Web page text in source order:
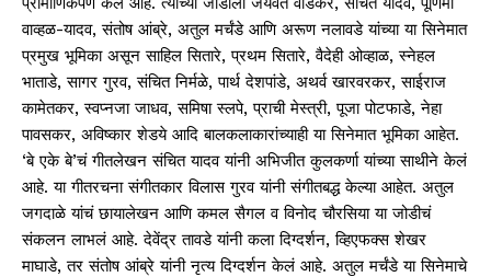
वाव्हळ-यादव, संतोष आंब्रे, अतुल मर्चंडे आणि अरूण नलावडे यांच्या या सिनेमात
प्रमुख भूमिका असून साहिल सितारे, प्रथम सितारे, वैदेही ओव्हाळ, स्नेहल
भाताडे, सागर गुरव, संचित निर्मळे, पार्थ देशपांडे, अथर्व खारवरकर, साईराज
कामेतकर, स्वप्नजा जाधव, समिषा स्लपे, प्राची मेस्त्री, पूजा पोटफाडे, नेहा
पावसकर, अविष्कार शेडये आदि बालकलाकारांच्याही या सिनेमात भूमिका आहेत.
‘बे एके बे’चं गीतलेखन संचित यादव यांनी अभिजीत कुलकर्णा यांच्या साथीने केलं
आहे. या गीतरचना संगीतकार विलास गुरव यांनी संगीतबद्ध केल्या आहेत. अतुल
जगदाळे यांचं छायालेखन आणि कमल सैगल व विनोद चौरसिया या जोडीचं
संकलन लाभलं आहे. देवेंद्र तावडे यांनी कला दिग्दर्शन, व्हिएफक्स शेखर
माघाडे, तर संतोष आंब्रे यांनी नृत्य दिग्दर्शन केलं आहे. अतुल मर्चंडे या सिनेमाचे